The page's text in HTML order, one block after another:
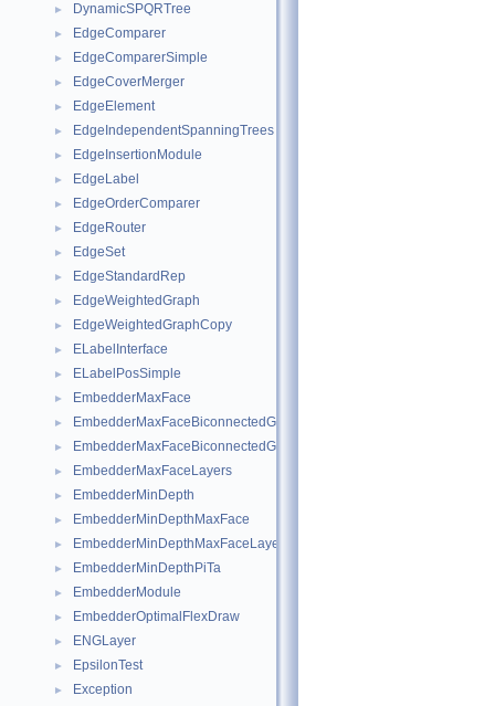
► DynamicSPQRTree
► EdgeComparer
► EdgeComparerSimple
► EdgeCoverMerger
► EdgeElement
► EdgeIndependentSpanningTrees
► EdgeInsertionModule
► EdgeLabel
► EdgeOrderComparer
► EdgeRouter
► EdgeSet
► EdgeStandardRep
► EdgeWeightedGraph
► EdgeWeightedGraphCopy
► ELabelInterface
► ELabelPosSimple
► EmbedderMaxFace
► EmbedderMaxFaceBiconnectedGraphs
► EmbedderMaxFaceBiconnectedGraphsLayers
► EmbedderMaxFaceLayers
► EmbedderMinDepth
► EmbedderMinDepthMaxFace
► EmbedderMinDepthMaxFaceLayers
► EmbedderMinDepthPiTa
► EmbedderModule
► EmbedderOptimalFlexDraw
► ENGLayer
► EpsilonTest
► Exception